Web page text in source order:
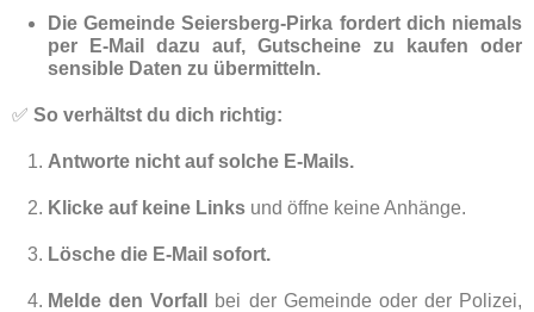
Die Gemeinde Seiersberg-Pirka fordert dich niemals
per E-Mail dazu auf, Gutscheine zu kaufen oder
sensible Daten zu übermitteln.
✅ So verhältst du dich richtig:
Antworte nicht auf solche E-Mails.
Klicke auf keine Links und öffne keine Anhänge.
Lösche die E-Mail sofort.
Melde den Vorfall
bei der Gemeinde oder der Polizei,